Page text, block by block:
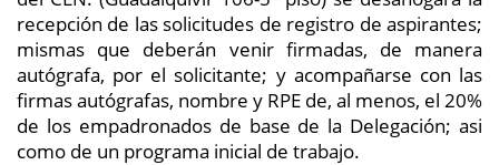
recepción de las solicitudes de registro de aspirantes;
mismas que deberán venir firmadas, de manera
autógrafa, por el solicitante; y acompañarse con las
firmas autógrafas, nombre y RPE de, al menos, el 20%
de los empadronados de base de la Delegación; asi
como de un programa inicial de trabajo.